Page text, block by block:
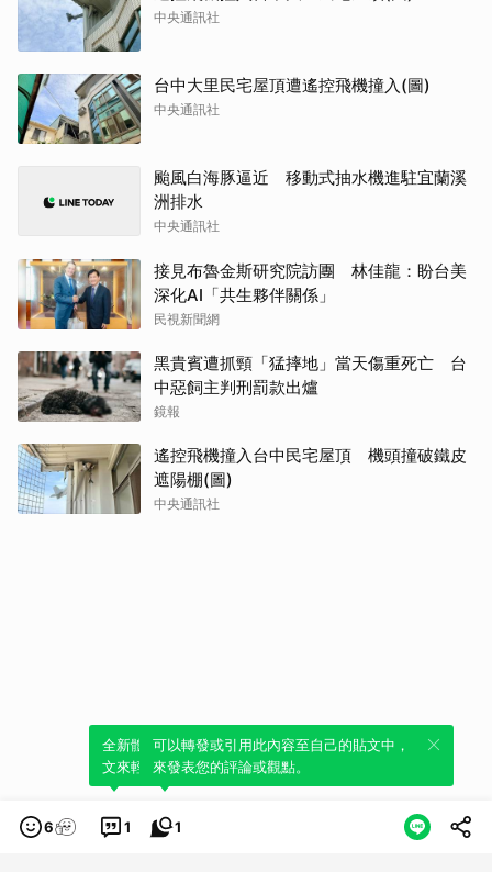
中央通訊社
台中大里民宅屋頂遭遙控飛機撞入(圖)
中央通訊社
颱風白海豚逼近 移動式抽水機進駐宜蘭溪
洲排水
中央通訊社
接見布魯金斯研究院訪團 林佳龍：盼台美
深化AI「共生夥伴關係」
民視新聞網
黑貴賓遭抓頸「猛摔地」當天傷重死亡 台
中惡飼主判刑罰款出爐
鏡報
遙控飛機撞入台中民宅屋頂 機頭撞破鐵皮
遮陽棚(圖)
中央通訊社
6 1
全新體驗！一鍵引用此內容，透過發布貼
文來輕鬆表達個人立場。
1
可以轉發或引用此內容至自己的貼文中，
來發表您的評論或觀點。